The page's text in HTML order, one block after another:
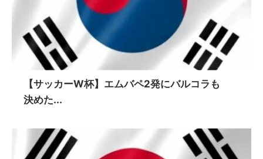
【サッカーW杯】エムバペ2発にバルコラも
決めた...